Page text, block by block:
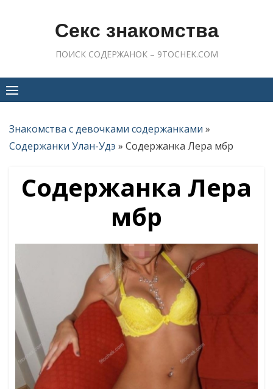
Секс знакомства
ПОИСК СОДЕРЖАНОК – 9TOCHEK.COM
Знакомства с девочками содержанками »
Содержанки Улан-Удэ » Содержанка Лера мбр
Содержанка Лера
мбр